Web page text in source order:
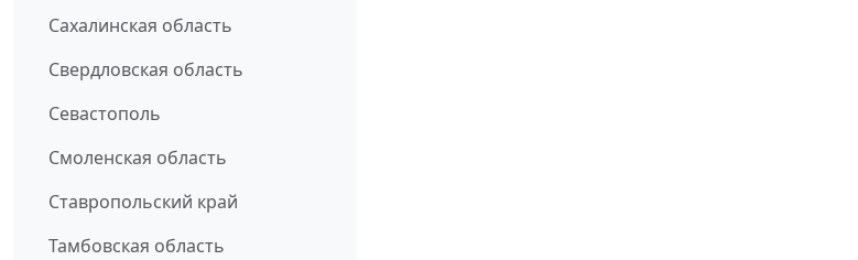
Сахалинская область
Свердловская область
Севастополь
Смоленская область
Ставропольский край
Тамбовская область